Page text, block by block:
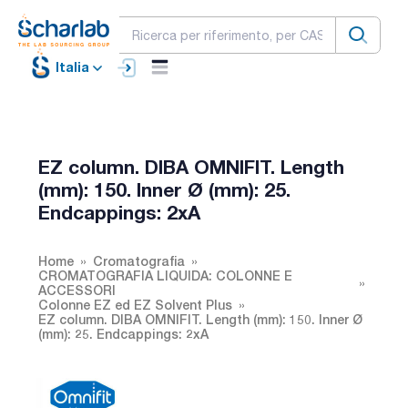
Italia
EZ column. DIBA OMNIFIT. Length
(mm): 150. Inner Ø (mm): 25.
Endcappings: 2xA
Home
Cromatografia
CROMATOGRAFIA LIQUIDA: COLONNE E
ACCESSORI
Colonne EZ ed EZ Solvent Plus
EZ column. DIBA OMNIFIT. Length (mm): 150. Inner Ø
(mm): 25. Endcappings: 2xA